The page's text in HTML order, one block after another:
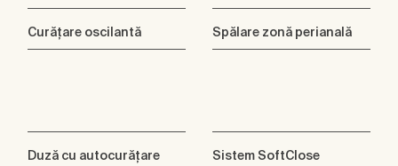
Curăţare oscilantă Spălare zonă perianală
Duză cu autocurăţare Sistem SoftClose